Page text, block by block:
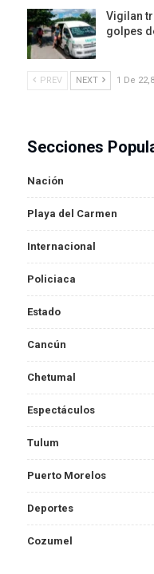
Vigilan
golpes
PREV NEXT 1 De
Secciones
Nación
Playa del Carmen
Internacional
Policiaca
Estado
Cancún
Chetumal
Espectáculos
Tulum
Puerto Morelos
Deportes
Cozumel